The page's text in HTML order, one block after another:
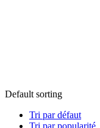
Default sorting
Tri par défaut
Tri par popularité